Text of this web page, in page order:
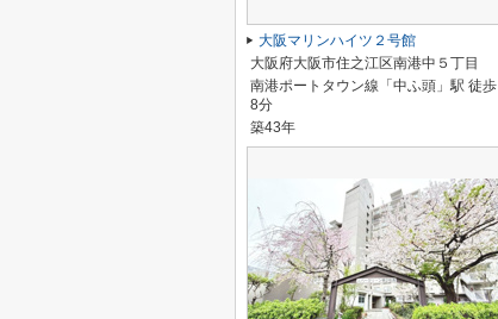
大阪マリンハイツ２号館
大阪府大阪市住之江区南港中５丁目
南港ポートタウン線「中ふ頭」駅 徒歩
8分
築43年